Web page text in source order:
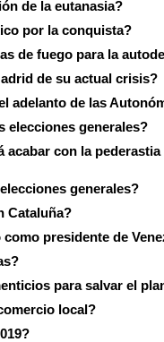
de la eutanasia?
por la conquista?
de fuego para la
de su actual crisis?
adelanto de las
elecciones generales?
acabar con la pederastia
generales?
Cataluña?
presidente de
para salvar el
local?